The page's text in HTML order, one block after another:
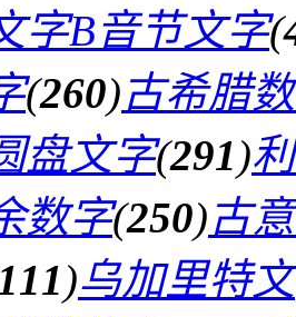
字B音节文字(
(260)古希腊
盘文字(291)
数字(250)古
)乌加里特文